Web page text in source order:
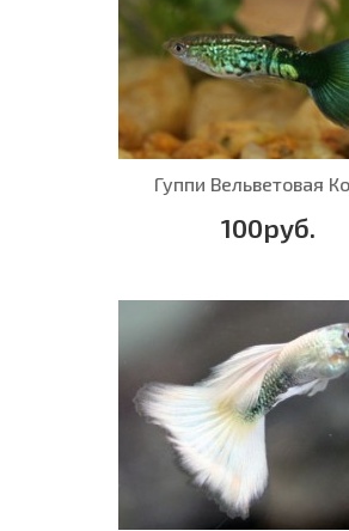
Гуппи Вельветовая
100руб.